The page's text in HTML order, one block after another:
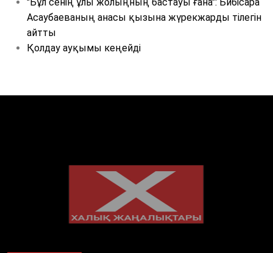
Асаубаеваның анасы қызына жүрекжарды тілегін
айтты
Қолдау ауқымы кеңейді